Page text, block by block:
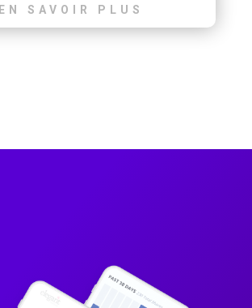
EN SAVOIR PLUS